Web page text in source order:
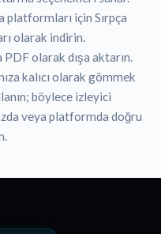
platformları için Sırpça
olarak indirin.
olarak dışa aktarın.
kalıcı olarak gömmek
böylece izleyici
veya platformda doğru